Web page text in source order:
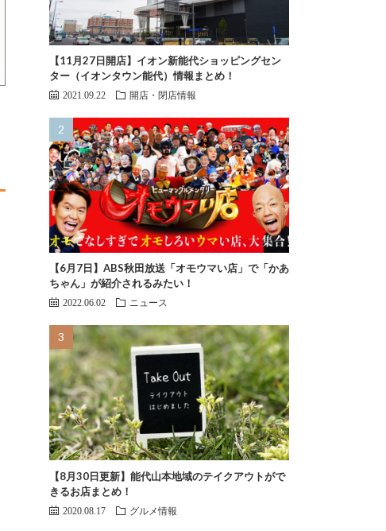
【11月27日開店】イオン新能代ショッピングセン
ター（イオンタウン能代）情報まとめ！
2021.09.22 開店・閉店情報
【6月7日】ABS秋田放送「オモウマい店」で「かあ
ちゃん」が紹介されるみたい！
2022.06.02 ニュース
【8月30日更新】能代山本地域のテイクアウトがで
きるお店まとめ！
2020.08.17 グルメ情報